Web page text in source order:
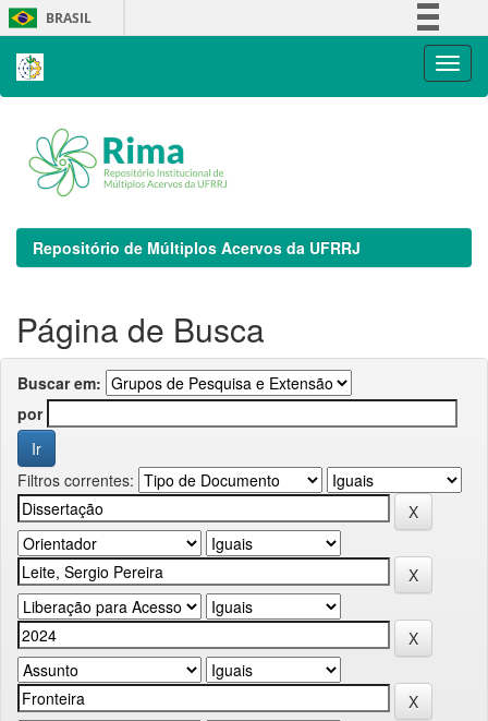
Skip
navigation
BRASIL
Repositório de Múltiplos Acervos da UFRRJ
Página de Busca
Buscar em:
por
Filtros correntes: